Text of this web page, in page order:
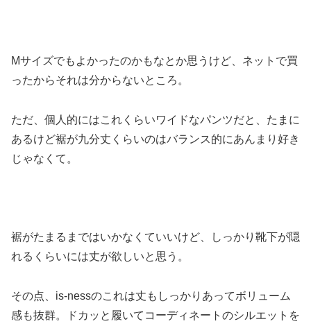
Mサイズでもよかったのかもなとか思うけど、ネットで買
ったからそれは分からないところ。
ただ、個人的にはこれくらいワイドなパンツだと、たまに
あるけど裾が九分丈くらいのはバランス的にあんまり好き
じゃなくて。
裾がたまるまではいかなくていいけど、しっかり靴下が隠
れるくらいには丈が欲しいと思う。
その点、is-nessのこれは丈もしっかりあってボリューム
感も抜群。ドカッと履いてコーディネートのシルエットを